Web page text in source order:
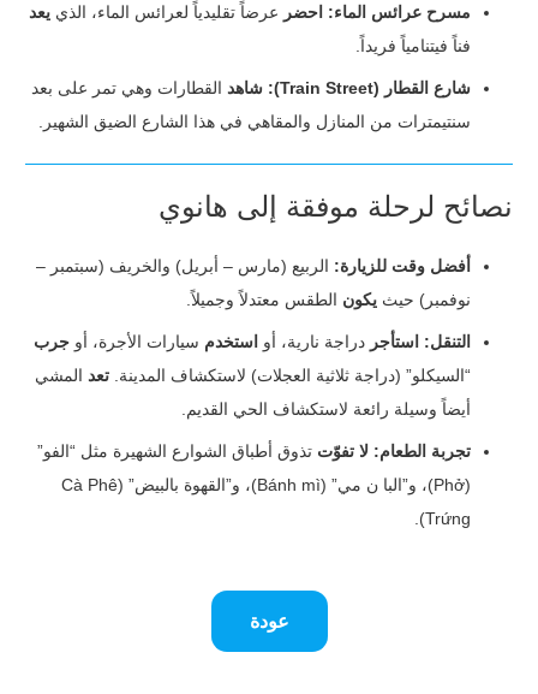
مسرح عرائس الماء: احضر عرضاً تقليدياً لعرائس الماء، الذي يعد
فناً فيتنامياً فريداً.
شارع القطار (Train Street): شاهد القطارات وهي تمر على بعد
سنتيمترات من المنازل والمقاهي في هذا الشارع الضيق الشهير.
نصائح لرحلة موفقة إلى هانوي
أفضل وقت للزيارة: الربيع (مارس – أبريل) والخريف (سبتمبر –
نوفمبر) حيث يكون الطقس معتدلاً وجميلاً.
التنقل: استأجر دراجة نارية، أو استخدم سيارات الأجرة، أو جرب
“السيكلو” (دراجة ثلاثية العجلات) لاستكشاف المدينة. تعد المشي
أيضاً وسيلة رائعة لاستكشاف الحي القديم.
تجربة الطعام: لا تفوّت تذوق أطباق الشوارع الشهيرة مثل “الفو”
(Phở)، و”البا ن مي” (Bánh mì)، و”القهوة بالبيض” (Cà Phê
Trứng).
عودة